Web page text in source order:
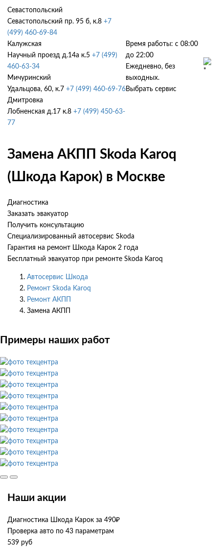
Севастопольский
Севастопольский пр. 95 б, к.8 +7
(499) 460-69-84
Калужская
Научный проезд д.14а к.5 +7 (499)
460-63-34
Мичуринский
Удальцова, 60, к.7 +7 (499) 460-69-76
Дмитровка
Лобненская д.17 к.8 +7 (499) 450-63-
77
Время работы: с 08:00
до 22:00
Ежедневно, без
выходных.
Выбрать сервис
Замена АКПП Skoda Karoq
(Шкода Карок) в Москве
Диагностика
Заказать эвакуатор
Получить консультацию
Специализированный автосервис Skoda
Гарантия на ремонт Шкода Карок 2 года
Бесплатный эвакуатор при ремонте Skoda Karoq
Автосервис Шкода
Ремонт Skoda Karoq
Ремонт АКПП
Замена АКПП
Примеры наших работ
Наши акции
Диагностика Шкода Карок за 490₽
Проверка авто по 43 параметрам
539 руб